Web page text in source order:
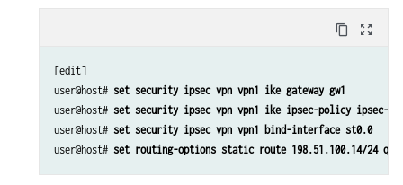
content_copy zoom_out_map
[edit]
user@host# set security ipsec vpn vpn1 ike gateway gw1
user@host# set security ipsec vpn vpn1 ike ipsec-policy ipsec-
user@host# set security ipsec vpn vpn1 bind-interface st0.0
user@host# set routing-options static route 198.51.100.14/24